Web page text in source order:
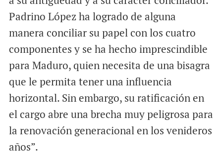
Padrino López ha logrado de alguna
manera conciliar su papel con los cuatro
componentes y se ha hecho imprescindible
para Maduro, quien necesita de una bisagra
que le permita tener una influencia
horizontal. Sin embargo, su ratificación en
el cargo abre una brecha muy peligrosa para
la renovación generacional en los venideros
años”.